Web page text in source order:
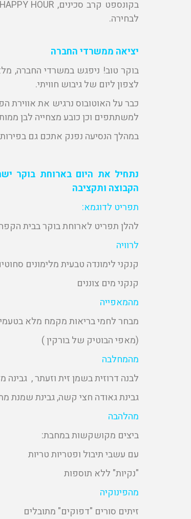
לבחירה.
יציאה ממשרדי החברה
בוקר טוב! ניפגש במשרדי החברה,
לצפון ליום של גיבוש חוויתי.
כבר על האוטובוס נרגיש את אווירת
למשתתפים וכן כובע מצחייה לבן
במהלך הנסיעה נפנק אתכם גם בפירות
נתחיל את היום בארוחת בוקר
הקבוצה ותקציבה
תפריט לדוגמא:
להלן תפריט לארוחת בוקר בבית
לרוויה
קנקני לימונדה טבעית מלימונים
קנקני מים צוננים
מהמאפייה
מבחר לחמי בריאות מקמח מלא
(מאפי הבוטיק של בורקין )
מהמחלבה
לבנה דרוזית בשמן זית וזעתר , גבינה
גבינת גאודה חצי קשה, גבינת שמנת
מהלהבה
ביצים מקושקשות במחבת:
עם עשבי תיבול ופטריות טריות
"נקיות" ללא תוספות
מהפינוקיה
זיתים סורים "דפוקים" מתובלים